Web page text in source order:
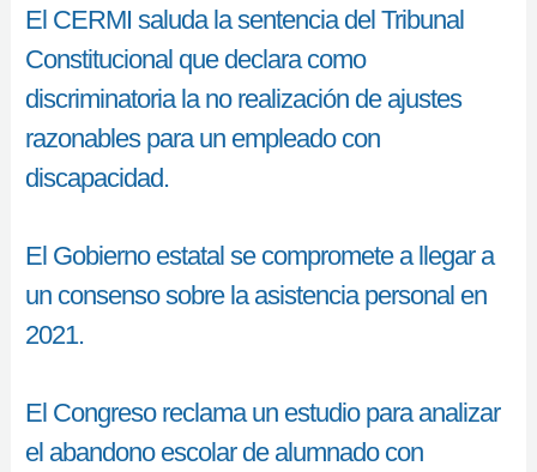
El CERMI saluda la sentencia del Tribunal
Constitucional que declara como
discriminatoria la no realización de ajustes
razonables para un empleado con
discapacidad.
El Gobierno estatal se compromete a llegar a
un consenso sobre la asistencia personal en
2021.
El Congreso reclama un estudio para analizar
el abandono escolar de alumnado con